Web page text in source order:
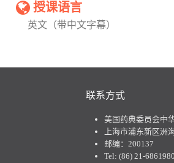
授课语言
英文（带中文字幕）
联系方式
美国药典委员会中
上海市浦东新区洲
邮编：200137
Tel: (86) 21-